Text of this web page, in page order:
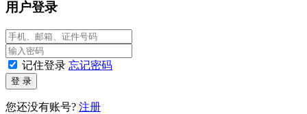
如果确认您或您所代表的机构是一名“私募基金合格投资者”
站。如您不同意任何有关条款，请按“放弃”键。
与本网站所载资料有关的所有版权、专利权、知识产权及其他
特别提示：投资者应签署本风险揭示书，表明已经理解并愿
用户登录
记住登录 忘记密码
登 录
您还没有账号? 注册